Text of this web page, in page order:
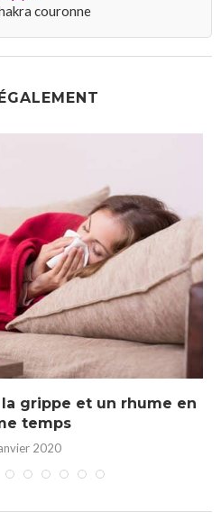
couronne
la grippe et un rhume en
temps
2020